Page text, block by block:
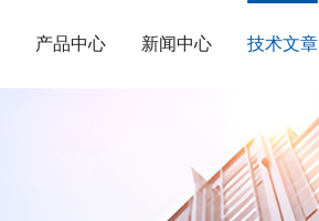
产品中心 新闻中心 技术文章